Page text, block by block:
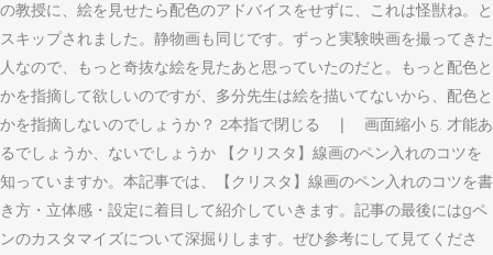
の教授に、絵を見せたら配色のアドバイスをせずに、これは怪獣ね。と
スキップされました。静物画も同じです。ずっと実験映画を撮ってきた
人なので、もっと奇抜な絵を見たあと思っていたのだと。もっと配色と
かを指摘して欲しいのですが、多分先生は絵を描いてないから、配色と
かを指摘しないのでしょうか？ 2本指で閉じる ❘ 画面縮小 5. 才能あ
るでしょうか、ないでしょうか 【クリスタ】線画のペン入れのコツを
知っていますか。本記事では、【クリスタ】線画のペン入れのコツを書
き方・立体感・設定に着目して紹介していきます。記事の最後にはgペ
ンのカスタマイズについて深掘りします。ぜひ参考にして見てくださ